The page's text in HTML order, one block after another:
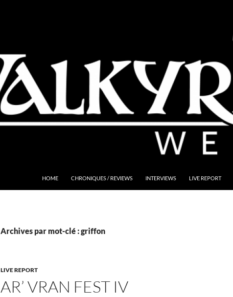
HOME CHRONIQUES / REVIEWS INTERVIEWS LIVE REPORT
Archives par mot-clé : griffon
LIVE REPORT
AR’ VRAN FEST IV